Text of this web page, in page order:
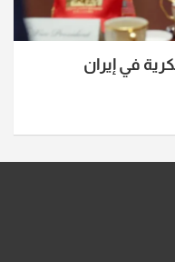
في إيران